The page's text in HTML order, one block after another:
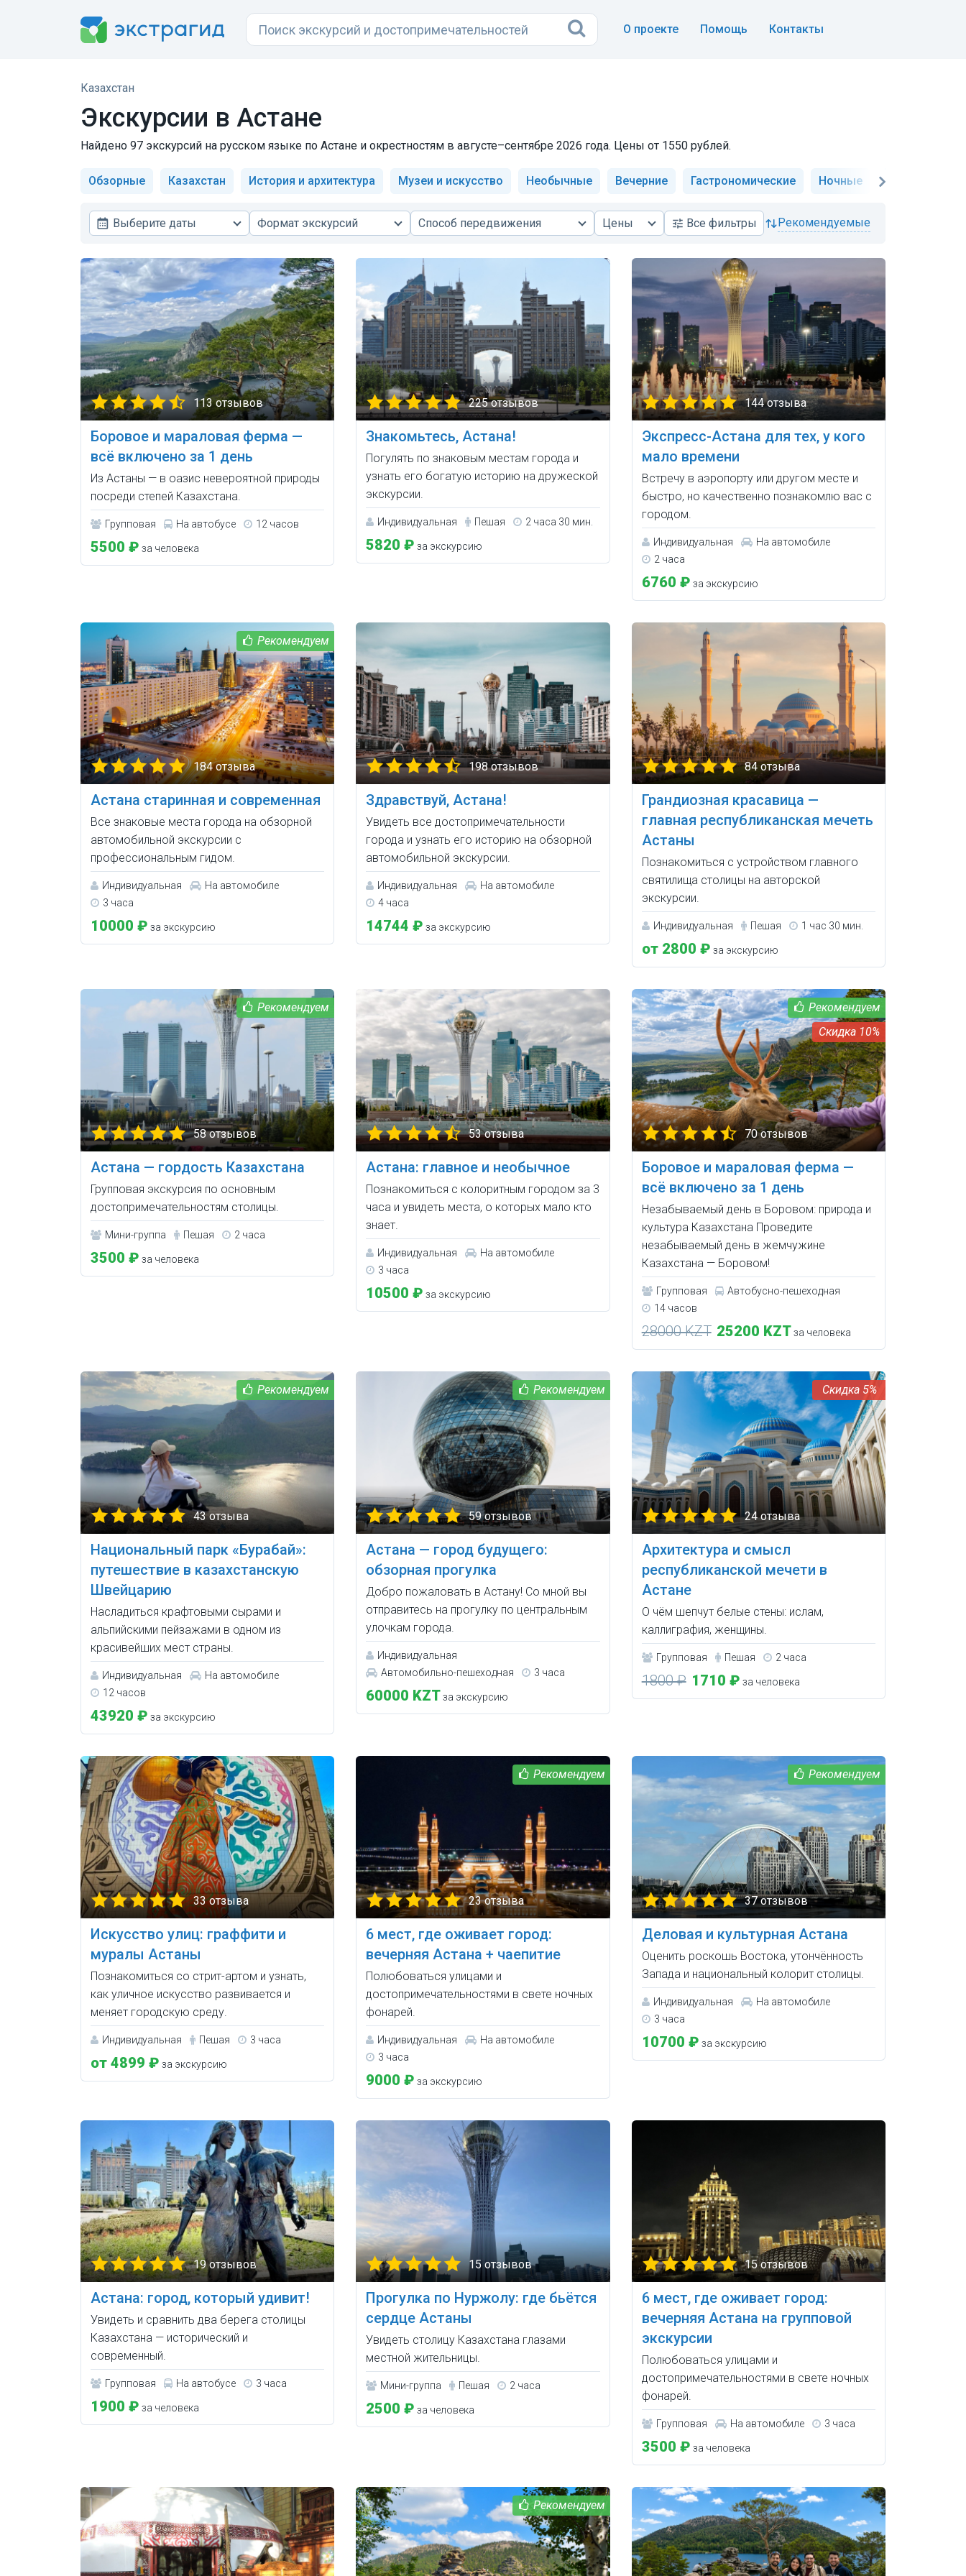
О проекте Помощь Контакты
Казахстан
Экскурсии в Астане
Найдено 97 экскурсий на русском языке по Астане и окрестностям в августе–сентябре 2026 года. Цены от 1550 рублей.
Обзорные Казахстан История и архитектура Музеи и искусство Необычные Вечерние Гастрономические Ночные
Выберите даты Формат экскурсий Способ передвижения Цены Всефильтры рекомендуемые
113 отзывов
Боровое и мараловая ферма —
всё включено за 1 день
Из Астаны — в оазис невероятной природы
посреди степей Казахстана.
Групповая На автобусе 12 часов
5500 ₽ за человека
225 отзывов
Знакомьтесь, Астана!
Погулять по знаковым местам города и
узнать его богатую историю на дружеской
экскурсии.
Индивидуальная Пешая 2 часа 30 мин.
5820 ₽ за экскурсию
144 отзыва
Экспресс-Астана для тех, у кого
мало времени
Встречу в аэропорту или другом месте и
быстро, но качественно познакомлю вас с
городом.
Индивидуальная
На автомобиле
2 часа
6760 ₽ за экскурсию
184 отзыва
Астана старинная и современная
Все знаковые места города на обзорной
автомобильной экскурсии с
профессиональным гидом.
Индивидуальная
На автомобиле
3 часа
10000 ₽ за экскурсию
198 отзывов
Здравствуй, Астана!
Увидеть все достопримечательности
города и узнать его историю на обзорной
автомобильной экскурсии.
Индивидуальная
На автомобиле
4 часа
14744 ₽ за экскурсию
84 отзыва
Грандиозная красавица —
главная республиканская мечеть
Астаны
Познакомиться с устройством главного
святилища столицы на авторской
экскурсии.
Индивидуальная Пешая 1 час 30 мин.
от 2800 ₽ за экскурсию
58 отзывов
Астана — гордость Казахстана
Групповая экскурсия по основным
достопримечательностям столицы.
Мини-группа Пешая 2 часа
3500 ₽ за человека
53 отзыва
Астана: главное и необычное
Познакомиться с колоритным городом за 3
часа и увидеть места, о которых мало кто
знает.
Индивидуальная
На автомобиле
3 часа
10500 ₽ за экскурсию
10%
70 отзывов
Боровое и мараловая ферма —
всё включено за 1 день
Незабываемый день в Боровом: природа и
культура Казахстана Проведите
незабываемый день в жемчужине
Казахстана — Боровом!
Групповая
Автобусно-пешеходная
14 часов
28000 KZT 25200 KZT за человека
43 отзыва
Национальный парк «Бурабай»:
путешествие в казахстанскую
Швейцарию
Насладиться крафтовыми сырами и
альпийскими пейзажами в одном из
красивейших мест страны.
Индивидуальная
На автомобиле
12 часов
43920 ₽ за экскурсию
59 отзывов
Астана — город будущего:
обзорная прогулка
Добро пожаловать в Астану! Со мной вы
отправитесь на прогулку по центральным
улочкам города.
Индивидуальная
Автомобильно-пешеходная
3 часа
60000 KZTза экскурсию
5%
24 отзыва
Архитектура и смысл
республиканской мечети в
Астане
О чём шепчут белые стены: ислам,
каллиграфия, женщины.
Групповая Пешая 2 часа
1800 ₽ 1710 ₽ за человека
33 отзыва
Искусство улиц: граффити и
муралы Астаны
Познакомиться со стрит-артом и узнать,
как уличное искусство развивается и
меняет городскую среду.
Индивидуальная Пешая 3 часа
от 4899 ₽ за экскурсию
23 отзыва
6 мест, где оживает город:
вечерняя Астана + чаепитие
Полюбоваться улицами и
достопримечательностями в свете ночных
фонарей.
Индивидуальная
На автомобиле
3 часа
9000 ₽ за экскурсию
37 отзывов
Деловая и культурная Астана
Оценить роскошь Востока, утончённость
Запада и национальный колорит столицы.
Индивидуальная
На автомобиле
3 часа
10700 ₽ за экскурсию
19 отзывов
Астана: город, который удивит!
Увидеть и сравнить два берега столицы
Казахстана — исторический и
современный.
Групповая На автобусе 3 часа
1900 ₽ за человека
15 отзывов
Прогулка по Нуржолу: где бьётся
сердце Астаны
Увидеть столицу Казахстана глазами
местной жительницы.
Мини-группа Пешая 2 часа
2500 ₽ за человека
15 отзывов
6 мест, где оживает город:
вечерняя Астана на групповой
экскурсии
Полюбоваться улицами и
достопримечательностями в свете ночных
фонарей.
Групповая На автомобиле 3 часа
3500 ₽ за человека